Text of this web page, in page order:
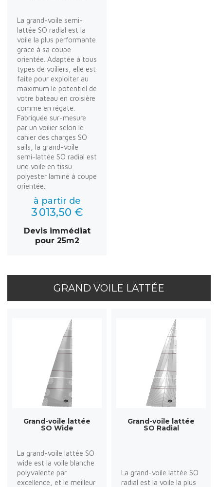
La grand-voile semi-
lattée SO radial est la
voile la plus performante
grace à sa coupe
orientée. Adaptée à tous
types de voiliers, elle est
faite pour exploiter au
maximum le potentiel de
votre bateau en croisière
comme en régate.
Fabriquée sur-mesure
par un voilier selon le
cahier des charges SO
sails, la grand-voile
semi-lattée SO radial est
une voile en tissu
polyester laminé à coupe
orientée.
à partir de
3 013,50 €
Devis immédiat
pour 25m2
GRAND VOILE LATTÉE
Grand-voile lattée
SO Wide
La grand-voile lattée SO
wide est la voile blanche
polyvalente par
excellence, et le meilleur
Grand-voile lattée
SO Radial
La grand-voile lattée SO
radial est la voile la plus